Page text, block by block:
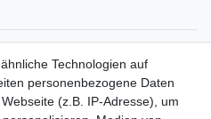
Technologien auf
personenbezogene Daten
(z.B. IP-Adresse), um